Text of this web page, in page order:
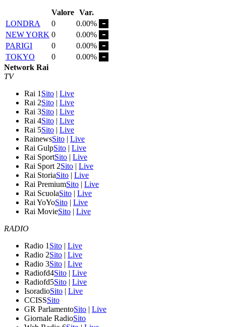
Valore Var.
LONDRA
0
0.00%
NEW YORK 0
0.00%
PARIGI
0
0.00%
TOKYO
0
0.00%
Network Rai
TV
Rai 1 Sito | Live
Rai 2Sito | Live
Rai 3Sito | Live
Rai 4Sito | Live
Rai 5Sito | Live
RainewsSito | Live
Rai GulpSito | Live
Rai SportSito | Live
Rai Sport 2Sito | Live
Rai StoriaSito | Live
Rai PremiumSito | Live
Rai ScuolaSito | Live
Rai YoYoSito | Live
Rai MovieSito | Live
RADIO
Radio 1 Sito | Live
Radio 2Sito | Live
Radio 3Sito | Live
Radiofd4Sito | Live
Radiofd5Sito | Live
IsoradioSito | Live
CCISSSito
GR ParlamentoSito | Live
Giornale RadioSito